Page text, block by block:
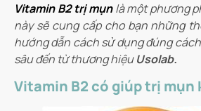
Vitamin B2 trị mụnlà một phương
này sẽ cung cấp cho bạn những
hướng dẫn cách sử dụng đúng
sâu đến từ thương hiệuUsolab.
Vitamin B2 có giúp trị mụn